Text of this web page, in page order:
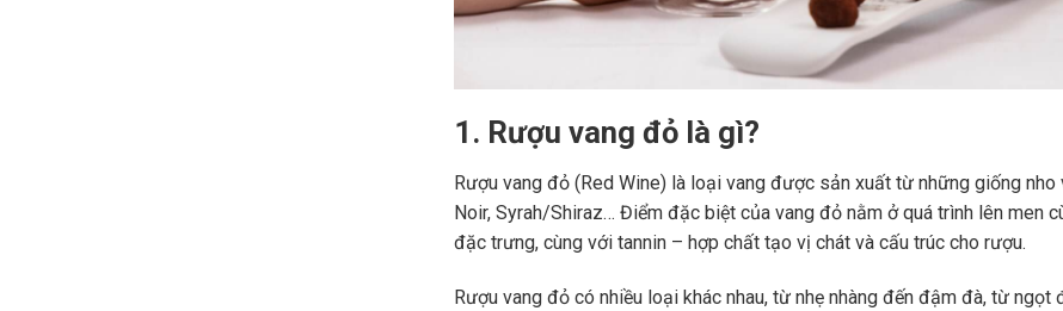
1. Rượu vang đỏ là gì?
Rượu vang đỏ (Red Wine) là loại vang được sản xuất từ những giống
Noir, Syrah/Shiraz… Điểm đặc biệt của vang đỏ nằm ở quá trình lên men
đặc trưng, cùng với tannin – hợp chất tạo vị chát và cấu trúc cho rượu.
Rượu vang đỏ có nhiều loại khác nhau, từ nhẹ nhàng đến đậm đà, từ